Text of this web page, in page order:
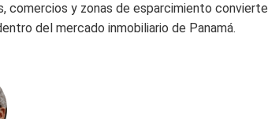
comercios y zonas de esparcimiento convierte
del mercado inmobiliario de Panamá.